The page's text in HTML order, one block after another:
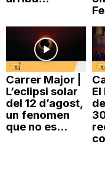
Carrer Major |
L’eclipsi solar
del 12 d’agost,
un fenomen
que no es...